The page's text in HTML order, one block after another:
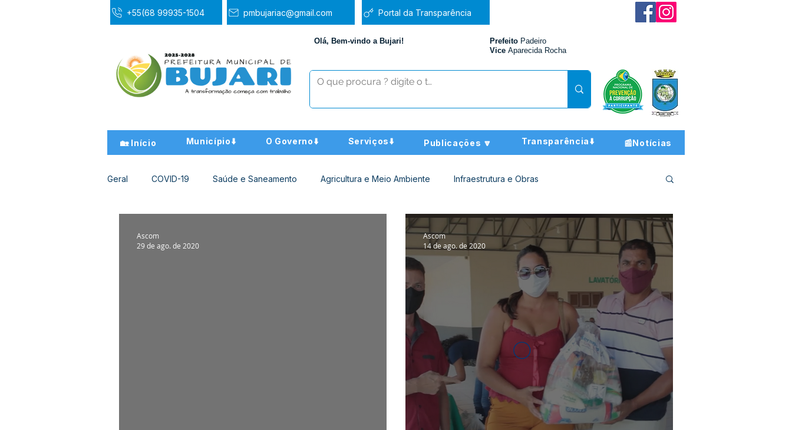
+55(68 99935-1504 pmbujariac@gmail.com Portal da Transparência
Olá, Bem-vindo a Bujari! Prefeito Padeiro
Vice Aparecida Rocha
🏡 Início Município⬇️ O Governo⬇️ Serviços⬇️ Publicações 🔽 Transparência⬇️ 📰Notícias
Geral COVID-19 Saúde e Saneamento Agricultura e Meio Ambiente Infraestrutura e Obras
Nota de Pesar Administração e Finanças
Vacinômetro Dengue Convênios e Parcerias
Nota Pública Licitações Alagação e Enchente
SEMULHER Empreendedorismo
Ascom
29 de ago. de 2020
Ascom
14 de ago. de 2020